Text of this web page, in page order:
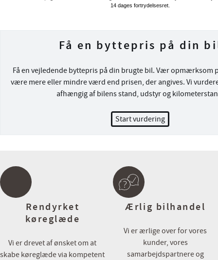
kan tilpasses med alt vigtig information, 10” Touchskræm med
Højdejusterbart førersæde, Højdejusterbart passagersæde,
Kopholder, Splitbagsæde, Stofindtræk og dellæder kabine, ABS,
Dæktrykssensor, ESP, Isofix, Lyssensor, Selealarm,
ryger!, Service OK!
Hos Cars.dk kan du som kunde forvente kyndig rådgivning i
Vi har et af Danmarks største udvalg af brugte elbiler til nogle af
⭐️ Mulighed for levering i hele DK ⭐️
Salgsafdelingens åbningstider:
Mandag – Fredag kl. 09.00-17.30
Hos Cars har du altid mulighed for:
Få en byttepris på din
Få en vejledende byttepris på din brugte bil. Vær opmærksom
være mere eller mindre værd end prisen, der angives. Vi
afhængig af bilens stand, udstyr og
Start vurdering
Rendyrket
køreglæde
Vi er drevet af ønsket om at
skabe køreglæde via kompetent
Ærlig bilhandel
Vi er ærlige over for vores
kunder, vores
samarbejdspartnere og